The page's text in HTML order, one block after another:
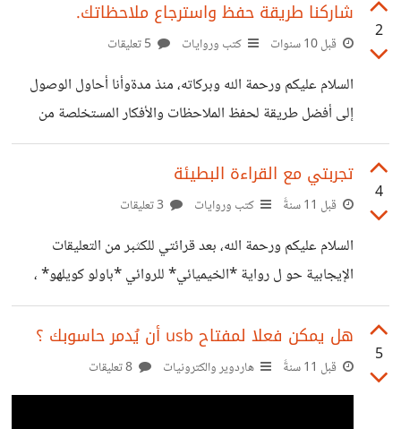
2
شاركنا طريقة حفظ واسترجاع ملاحظاتك.
قبل 10 سنوات كتب وروايات
السلام عليكم ورحمة الله وبركاته، منذ مدةوأنا أحاول الوصول
إلى أفضل طريقة لحفظ الملاحظات والأفكار المستخلصة من
الكتب، البعض يقوم بحفظها في ظهر الكتاب والبعض الاخر يقوم
بأخذ الصور... حاليا أستعمل دفتر من الحجم الكبير كما في
4
تجربتي مع القراءة البطيئة
قبل 11 سنةً كتب وروايات
السلام عليكم ورحمة الله، بعد قرائتي للكثبر من التعليقات
الإيجابية حو ل رواية *الخيميائي* للروائي *باولو كويلهو* ،
تحمست لقرائتها، فور انتهائي من قرائتها خلال مدة وجيزة لم
أجد الرواية ملهمة كما يقول الكثير ،وجدت نفسي مضطرا لقراءة
الرواية مرة أخرى لكي أستغل وقت تنقلي إلى العمل و السبب
الاخر تركيزي على اكتساب مصطلحات جديدة للغة الفرنسية.
5
هل يمكن فعلا لمفتاح usb أن يُدمر حاسوبك ؟
قبل 11 سنةً هاردوير والكترونيات